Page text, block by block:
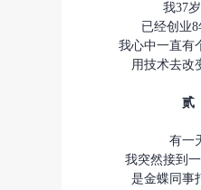
我37岁
已经创业8
我心中一直
用技术去改
贰
有一
我突然接到一
是金蝶同事